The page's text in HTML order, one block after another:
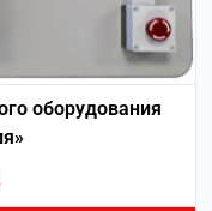
оборудования